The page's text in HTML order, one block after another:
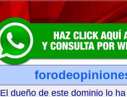
El dueño de este dominio lo